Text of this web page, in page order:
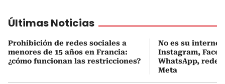
Últimas Noticias
Prohibición de redes sociales a
menores de 15 años en Francia:
¿cómo funcionan las restricciones?
No es su
Instagram,
WhatsApp, redes
Meta